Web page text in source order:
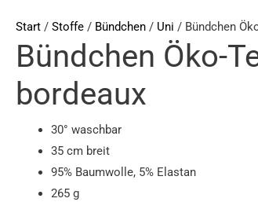
Start / Stoffe / Bündchen / Uni / Bündchen
Bündchen Öko-
bordeaux
30° waschbar
35 cm breit
95% Baumwolle, 5% Elastan
265 g
Tex-
100
Uni
Menge